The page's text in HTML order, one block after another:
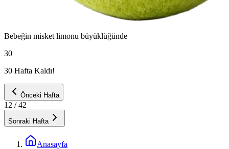
Bebeğin misket limonu büyüklüğünde
30
30 Hafta Kaldı!
Önceki Hafta
12 / 42
Sonraki Hafta
Anasayfa